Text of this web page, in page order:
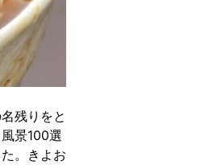
残りをと
景100選
。きよお